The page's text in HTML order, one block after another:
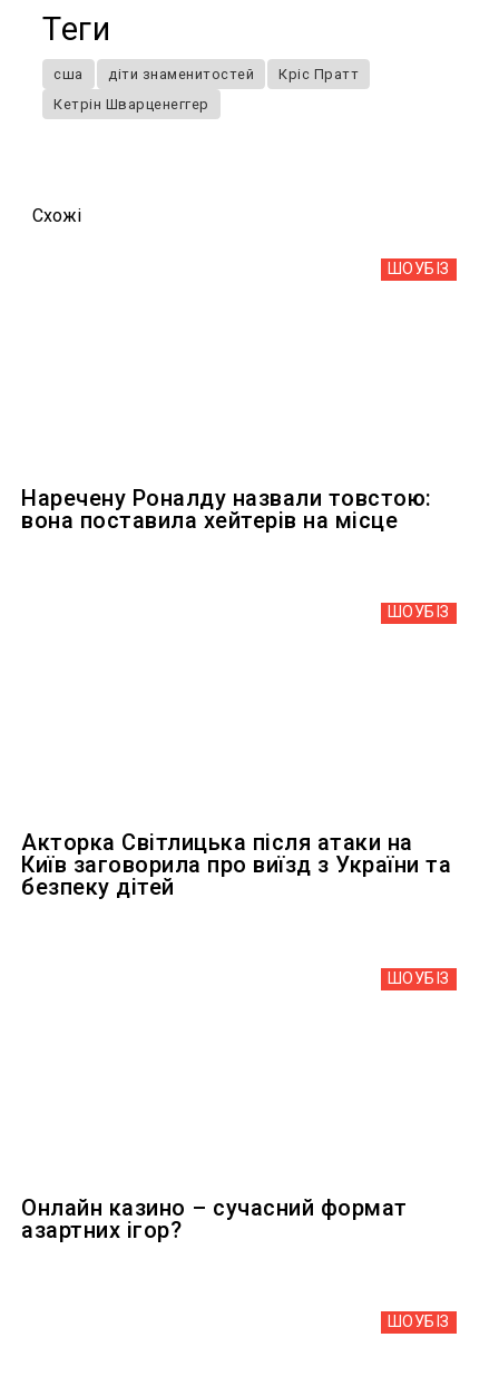
Теги
сша діти знаменитостей
Кріс Пратт
Кетрін Шварценеггер
Схожi
ШОУБIЗ
Наречену Роналду назвали товстою:
вона поставила хейтерів на місце
ШОУБIЗ
Акторка Світлицька після атаки на
Київ заговорила про виїзд з України та
безпеку дітей
ШОУБIЗ
Онлайн казино – сучасний формат
азартних ігор?
ШОУБIЗ